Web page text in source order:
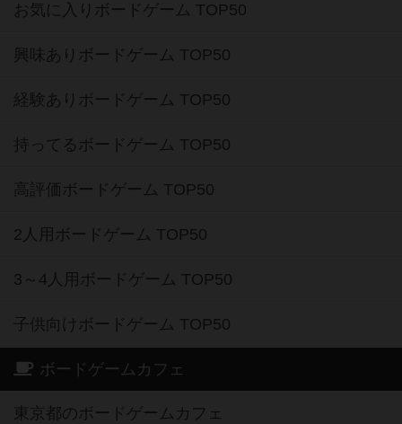
お気に入りボードゲーム TOP50
興味ありボードゲーム TOP50
経験ありボードゲーム TOP50
持ってるボードゲーム TOP50
高評価ボードゲーム TOP50
2人用ボードゲーム TOP50
3～4人用ボードゲーム TOP50
子供向けボードゲーム TOP50
ボードゲームカフェ
東京都のボードゲームカフェ